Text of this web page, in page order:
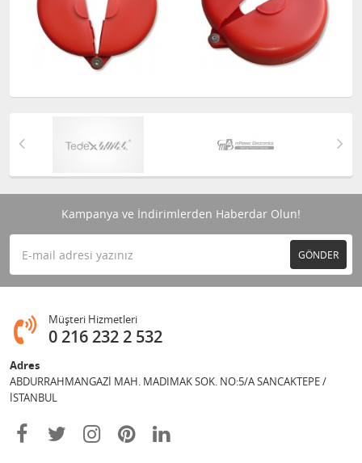
Kampanya ve İndirimlerden Haberdar Olun!
GÖNDER
Müşteri Hizmetleri
0 216 232 2 532
Adres
ABDURRAHMANGAZİ MAH. MADIMAK SOK. NO:5/A SANCAKTEPE /
İSTANBUL